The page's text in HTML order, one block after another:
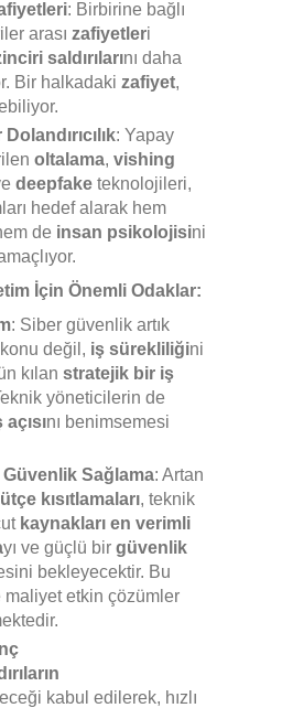
: Birbirine bağlı
arası zafiyetleri
saldırılarını daha
Bir halkadaki zafiyet,
: Yapay
oltalama, vishing
deepfake teknolojileri,
hedef alarak hem
de insan psikolojisini
İçin Önemli Odaklar:
: Siber güvenlik artık
değil, iş sürekliliğini
kılan stratejik bir iş
yöneticilerin de
nı benimsemesi
Güvenlik Sağlama: Artan
kısıtlamaları, teknik
kaynakları en verimli
yı ve güçlü bir güvenlik
bekleyecektir. Bu
maliyet etkin çözümler
kabul edilerek, hızlı